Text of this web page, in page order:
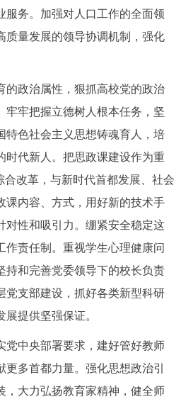
한국어 日本語
РУССКИЙ ЯЗЫК
العربية PORTUGUÊS
服务。加强对人口工作的全面领
质量发展的领导协调机制，强化
政治属性，狠抓高校党的政治
牢牢把握立德树人根本任务，坚
特色社会主义思想铸魂育人，培
时代新人。把思政课建设作为重
合改革，与新时代首都发展、社会
课内容、方式，用好新的技术手
对性和吸引力。绷紧安全稳定这
作责任制。重视学生心理健康问
持和完善党委领导下的校长负责
党支部建设，抓好各类新型科研
提供坚强保证。
中央部署要求，建好管好教师
多首都力量。强化思想政治引
，大力弘扬教育家精神，健全师